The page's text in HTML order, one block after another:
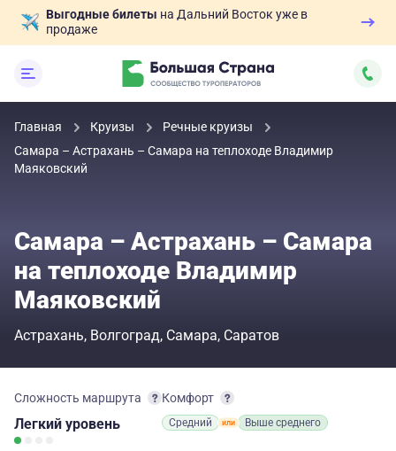
Выгодные билеты на Дальний Восток уже в
продаже
Главная Круизы
Речные круизы
Самара – Астрахань – Самара на теплоходе Владимир
Маяковский
Самара – Астрахань – Самара
на теплоходе Владимир
Маяковский
Астрахань Волгоград Самара Саратов
Сложность маршрута
Легкий уровень
Комфорт
Средний Выше среднего